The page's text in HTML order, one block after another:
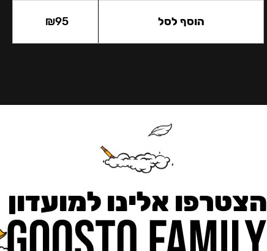
₪95 הוסף לסל
הצטרפו אלינו למועדון